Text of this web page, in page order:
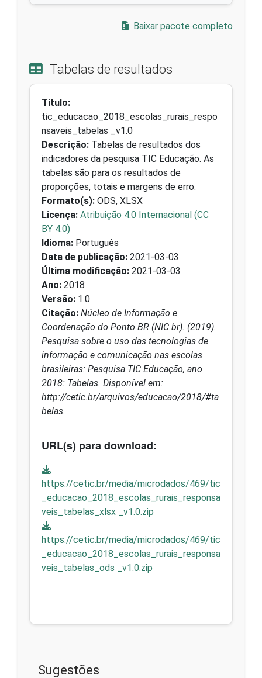
Baixar pacote completo
Tabelas de resultados
Título:
tic_educacao_2018_escolas_rurais_respo
nsaveis_tabelas _v1.0
Descrição: Tabelas de resultados dos
indicadores da pesquisa TIC Educação. As
tabelas são para os resultados de
proporções, totais e margens de erro.
Formato(s): ODS, XLSX
Licença: Atribuição 4.0 Internacional (CC
BY 4.0)
Idioma: Português
Data de publicação: 2021-03-03
Última modificação: 2021-03-03
Ano: 2018
Versão: 1.0
Citação: Núcleo de Informação e
Coordenação do Ponto BR (NIC.br). (2019).
Pesquisa sobre o uso das tecnologias de
informação e comunicação nas escolas
brasileiras: Pesquisa TIC Educação, ano
2018: Tabelas. Disponível em:
http://cetic.br/arquivos/educacao/2018/#ta
belas.
URL(s) para download:
https://cetic.br/media/microdados/469/tic
_educacao_2018_escolas_rurais_responsa
veis_tabelas_xlsx _v1.0.zip
https://cetic.br/media/microdados/469/tic
_educacao_2018_escolas_rurais_responsa
veis_tabelas_ods _v1.0.zip
Sugestões